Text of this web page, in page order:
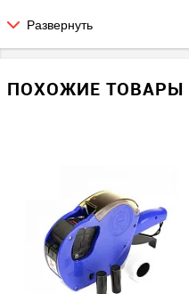
Прочие
Towa
Развернуть
ПОХОЖИЕ ТОВАРЫ